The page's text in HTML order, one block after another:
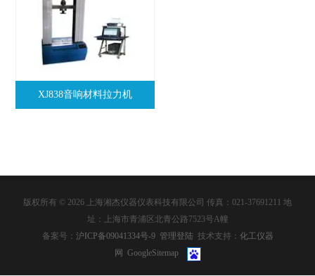
XJ838音响材料拉力机
版权所有 © 2026 上海湘杰仪器仪表科技有限公司 传真：021-37691211 地
址：上海市青浦区北青公路7523号A幢
备案号： 沪ICP备09041334号-9 管理登陆 技术支持： 化工仪器
网 GoogleSitemap